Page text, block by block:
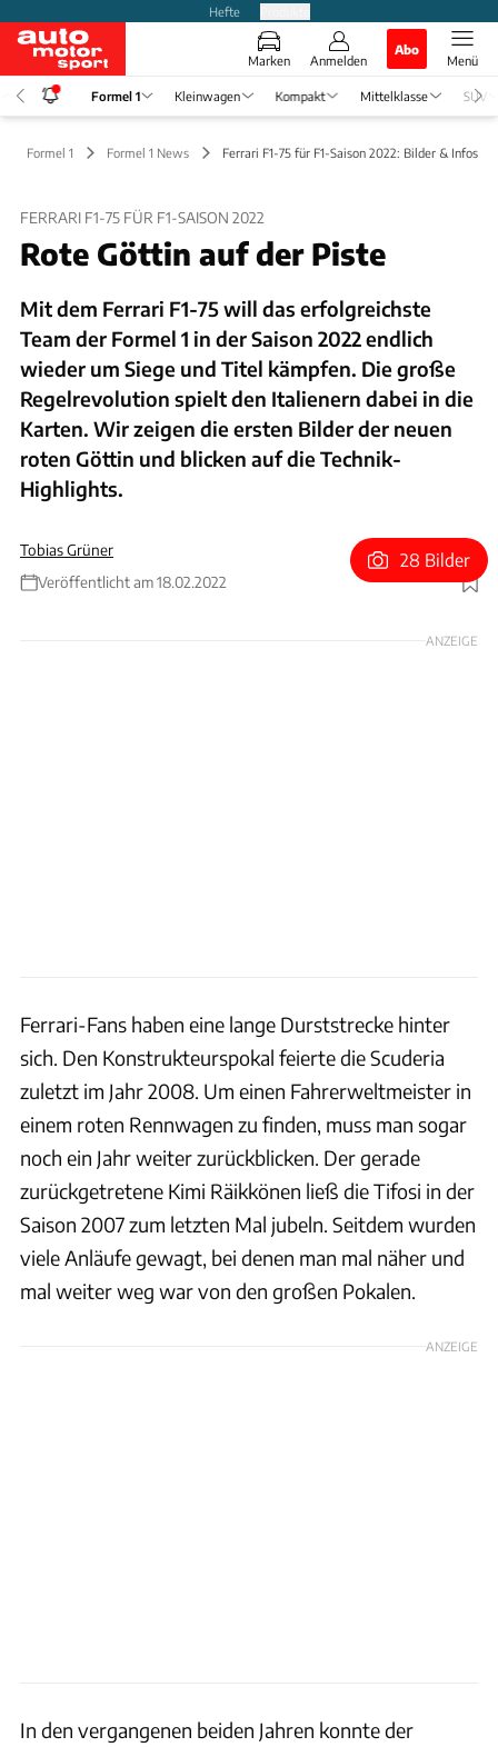
Hefte
Marken Anmelden
Abo
Menü
Formel 1 Kleinwagen Kompakt Mittelklasse SUV
Formel 1 Formel 1 News Ferrari F1-75 für F1-Saison 2022: Bilder & Infos
FERRARI F1-75 FÜR F1-SAISON 2022
Rote Göttin auf der Piste
Mit dem Ferrari F1-75 will das erfolgreichste
Team der Formel 1 in der Saison 2022 endlich
wieder um Siege und Titel kämpfen. Die große
Regelrevolution spielt den Italienern dabei in die
Karten. Wir zeigen die ersten Bilder der neuen
roten Göttin und blicken auf die Technik-
Highlights.
Tobias Grüner
Veröffentlicht am 18.02.2022
Foto: Ferrari
28 Bilder
ANZEIGE
Ferrari-Fans haben eine lange Durststrecke hinter
sich. Den Konstrukteurspokal feierte die Scuderia
zuletzt im Jahr 2008. Um einen Fahrerweltmeister in
einem roten Rennwagen zu finden, muss man sogar
noch ein Jahr weiter zurückblicken. Der gerade
zurückgetretene Kimi Räikkönen ließ die Tifosi in der
Saison 2007 zum letzten Mal jubeln. Seitdem wurden
viele Anläufe gewagt, bei denen man mal näher und
mal weiter weg war von den großen Pokalen.
ANZEIGE
In den vergangenen beiden Jahren konnte der